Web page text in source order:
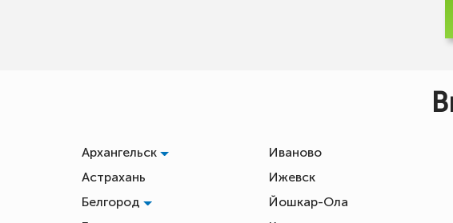
Архангельск
Астрахань
Белгород
Иваново
Ижевск
Йошкар-Ола